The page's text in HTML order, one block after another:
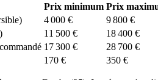
Prix minimum Prix
4 000 € 9 800 €
11 500 € 18 400 €
17 300 € 28 700 €
170 € 350 €